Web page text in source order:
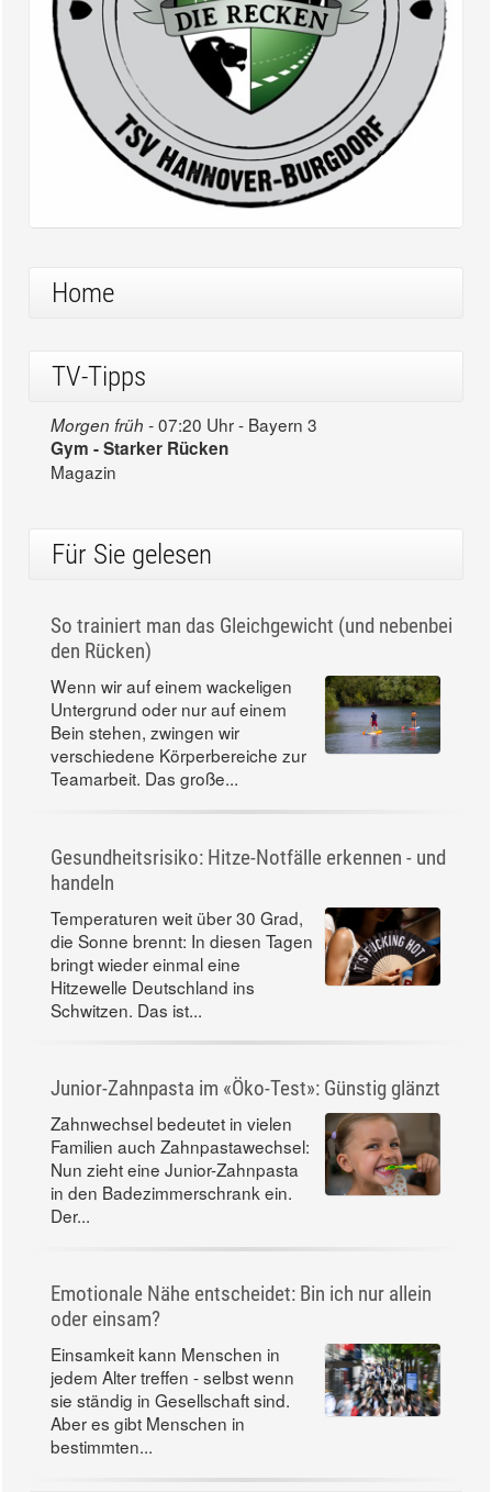
Home
TV-Tipps
Morgen früh -07:20 Uhr - Bayern 3
Gym - Starker Rücken
Magazin
Für Sie gelesen
So trainiert man das Gleichgewicht (und nebenbei
den Rücken)
Wenn wir auf einem wackeligen
Untergrund oder nur auf einem
Bein stehen, zwingen wir
verschiedene Körperbereiche zur
Teamarbeit. Das große...
Gesundheitsrisiko: Hitze-Notfälle erkennen - und
handeln
Temperaturen weit über 30 Grad,
die Sonne brennt: In diesen Tagen
bringt wieder einmal eine
Hitzewelle Deutschland ins
Schwitzen. Das ist...
Junior-Zahnpasta im «Öko-Test»: Günstig glänzt
Zahnwechsel bedeutet in vielen
Familien auch Zahnpastawechsel:
Nun zieht eine Junior-Zahnpasta
in den Badezimmerschrank ein.
Der...
Emotionale Nähe entscheidet: Bin ich nur allein
oder einsam?
Einsamkeit kann Menschen in
jedem Alter treffen - selbst wenn
sie ständig in Gesellschaft sind.
Aber es gibt Menschen in
bestimmten...